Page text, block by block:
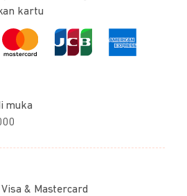
kartu
muka
& Mastercard